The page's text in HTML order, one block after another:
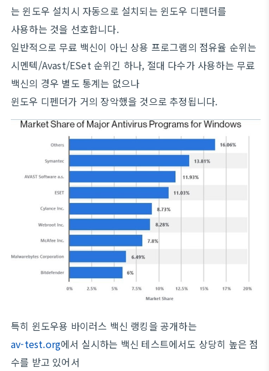
는 윈도우 설치시 자동으로 설치되는 윈도우 디펜더를
사용하는 것을 선호합니다.
일반적으로 무료 백신이 아닌 상용 프로그램의 점유율 순위는
시멘텍/Avast/ESet 순위긴 하나, 절대 다수가 사용하는 무료
백신의 경우 별도 통계는 없으나
윈도우 디펜더가 거의 장악했을 것으로 추정됩니다.
특히 윈도우용 바이러스 백신 랭킹을 공개하는
av-test.org에서 실시하는 백신 테스트에서도 상당히 높은 점
수를 받고 있어서